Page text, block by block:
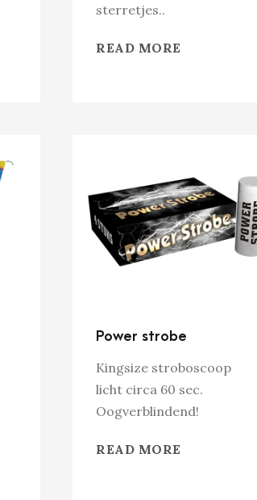
sterretjes..
READ MORE
Power strobe
Kingsize stroboscoop
licht circa 60 sec.
Oogverblindend!
READ MORE